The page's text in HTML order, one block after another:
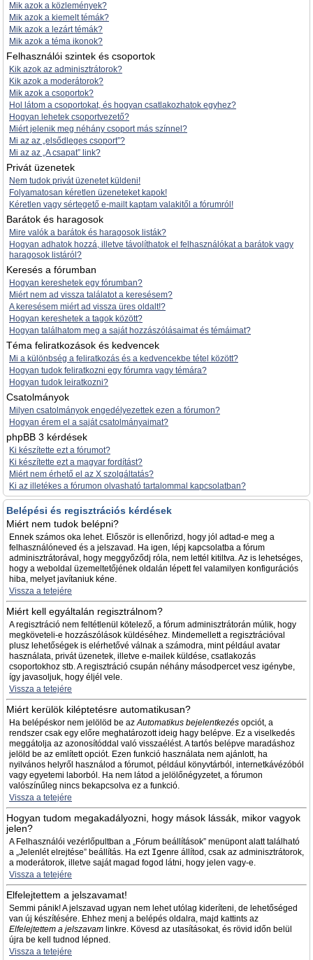
Mik azok a közlemények?
Mik azok a kiemelt témák?
Mik azok a lezárt témák?
Mik azok a téma ikonok?
Felhasználói szintek és csoportok
Kik azok az adminisztrátorok?
Kik azok a moderátorok?
Mik azok a csoportok?
Hol látom a csoportokat, és hogyan csatlakozhatok egyhez?
Hogyan lehetek csoportvezető?
Miért jelenik meg néhány csoport más színnel?
Mi az az „elsődleges csoport”?
Mi az az „A csapat” link?
Privát üzenetek
Nem tudok privát üzenetet küldeni!
Folyamatosan kéretlen üzeneteket kapok!
Kéretlen vagy sértegető e-mailt kaptam valakitől a fórumról!
Barátok és haragosok
Mire valók a barátok és haragosok listák?
Hogyan adhatok hozzá, illetve távolíthatok el felhasználókat a barátok vagy
haragosok listáról?
Keresés a fórumban
Hogyan kereshetek egy fórumban?
Miért nem ad vissza találatot a keresésem?
A keresésem miért ad vissza üres oldalt!?
Hogyan kereshetek a tagok között?
Hogyan találhatom meg a saját hozzászólásaimat és témáimat?
Téma feliratkozások és kedvencek
Mi a különbség a feliratkozás és a kedvencekbe tétel között?
Hogyan tudok feliratkozni egy fórumra vagy témára?
Hogyan tudok leiratkozni?
Csatolmányok
Milyen csatolmányok engedélyezettek ezen a fórumon?
Hogyan érem el a saját csatolmányaimat?
phpBB 3 kérdések
Ki készítette ezt a fórumot?
Ki készítette ezt a magyar fordítást?
Miért nem érhető el az X szolgáltatás?
Ki az illetékes a fórumon olvasható tartalommal kapcsolatban?
Belépési és regisztrációs kérdések
Miért nem tudok belépni?
Ennek számos oka lehet. Először is ellenőrizd, hogy jól adtad-e meg a
felhasználóneved és a jelszavad. Ha igen, lépj kapcsolatba a fórum
adminisztrátorával, hogy meggyőződj róla, nem lettél kitiltva. Az is lehetséges,
hogy a weboldal üzemeltetőjének oldalán lépett fel valamilyen konfigurációs
hiba, melyet javítaniuk kéne.
Vissza a tetejére
Miért kell egyáltalán regisztrálnom?
A regisztráció nem feltétlenül kötelező, a fórum adminisztrátorán múlik, hogy
megköveteli-e hozzászólások küldéséhez. Mindemellett a regisztrációval
plusz lehetőségek is elérhetővé válnak a számodra, mint például avatar
használata, privát üzenetek, illetve e-mailek küldése, csatlakozás
csoportokhoz stb. A regisztráció csupán néhány másodpercet vesz igénybe,
így javasoljuk, hogy éljél vele.
Vissza a tetejére
Miért kerülök kiléptetésre automatikusan?
Ha belépéskor nem jelölöd be azAutomatikus bejelentkezés opciót, a
rendszer csak egy előre meghatározott ideig hagy belépve. Ez a viselkedés
meggátolja az azonosítóddal való visszaélést. A tartós belépve maradáshoz
jelöld be az említett opciót. Ezen funkció használata nem ajánlott, ha
nyilvános helyről használod a fórumot, például könyvtárból, internetkávézóból
vagy egyetemi laborból. Ha nem látod a jelölőnégyzetet, a fórumon
valószínűleg nincs bekapcsolva ez a funkció.
Vissza a tetejére
Hogyan tudom megakadályozni, hogy mások lássák, mikor vagyok
jelen?
A Felhasználói vezérlőpultban a „Fórum beállítások” menüpont alatt található
a „Jelenlét elrejtése” beállítás. Ha ezt Igenre állítod, csak az adminisztrátorok,
a moderátorok, illetve saját magad fogod látni, hogy jelen vagy-e.
Vissza a tetejére
Elfelejtettem a jelszavamat!
Semmi pánik! A jelszavad ugyan nem lehet utólag kideríteni, de lehetőséged
van új készítésére. Ehhez menj a belépés oldalra, majd kattints az
Elfelejtettem a jelszavam linkre. Kövesd az utasításokat, és rövid időn belül
újra be kell tudnod lépned.
Vissza a tetejére